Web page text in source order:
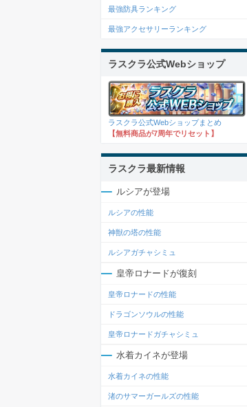
最強防具ランキング
最強アクセサリーランキング
ラスクラ公式Webショップ
ラスクラ公式Webショップまとめ
【無料商品が7周年でリセット】
ラスクラ最新情報
ルシアが登場
ルシアの性能
神獣の塔の性能
ルシアガチャシミュ
皇帝ロナードが復刻
皇帝ロナードの性能
ドラゴンソウルの性能
皇帝ロナードガチャシミュ
水着カイネが登場
水着カイネの性能
渚のサマーガールズの性能